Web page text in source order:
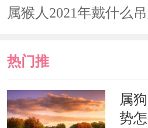
运，可在办公室或家居客厅摆放
和谐，招财纳福，财源生生不息
冲
属猴人2021年戴什么
热门推
荐
属
势